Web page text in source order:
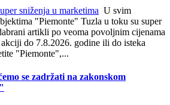
U svim
"Piemonte" Tuzla u toku su super
artikli po veoma povoljnim cijenama
akciji do 7.8.2026. godine ili do isteka
"Piemonte",...
se zadržati na zakonskom